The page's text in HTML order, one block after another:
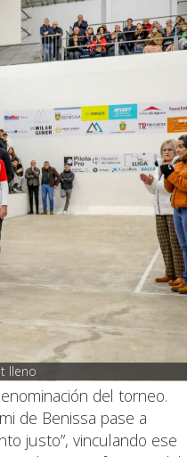
lleno
del torneo.
de Benissa pase a
justo”, vinculando ese